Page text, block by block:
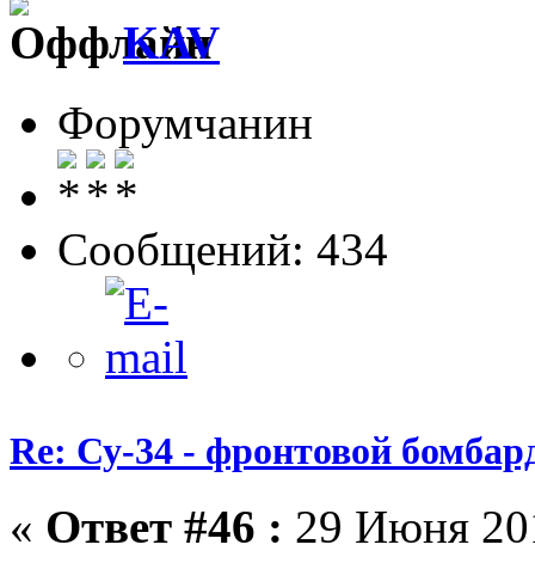
KAV
Форумчанин
Сообщений: 434
Re: Су-34 - фронтовой
« Ответ #46 : 29 Июня